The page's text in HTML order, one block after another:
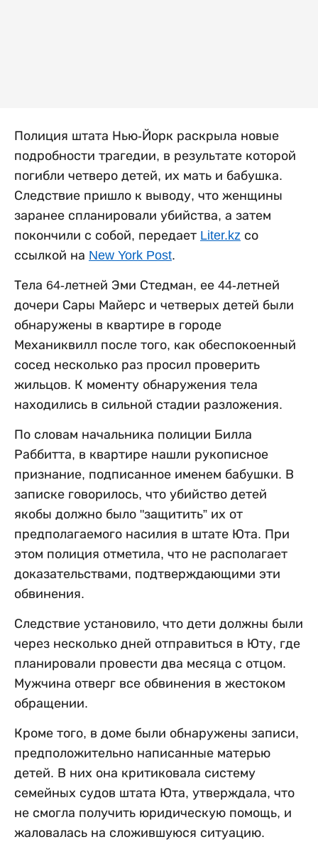
Полиция штата Нью-Йорк раскрыла новые
подробности трагедии, в результате которой
погибли четверо детей, их мать и бабушка.
Следствие пришло к выводу, что женщины
заранее спланировали убийства, а затем
покончили с собой, передает Liter.kz со
ссылкой на New York Post.
Тела 64-летней Эми Стедман, ее 44-летней
дочери Сары Майерс и четверых детей были
обнаружены в квартире в городе
Механиквилл после того, как обеспокоенный
сосед несколько раз просил проверить
жильцов. К моменту обнаружения тела
находились в сильной стадии разложения.
По словам начальника полиции Билла
Раббитта, в квартире нашли рукописное
признание, подписанное именем бабушки. В
записке говорилось, что убийство детей
якобы должно было "защитить” их от
предполагаемого насилия в штате Юта. При
этом полиция отметила, что не располагает
доказательствами, подтверждающими эти
обвинения.
Следствие установило, что дети должны были
через несколько дней отправиться в Юту, где
планировали провести два месяца с отцом.
Мужчина отверг все обвинения в жестоком
обращении.
Кроме того, в доме были обнаружены записи,
предположительно написанные матерью
детей. В них она критиковала систему
семейных судов штата Юта, утверждала, что
не смогла получить юридическую помощь, и
жаловалась на сложившуюся ситуацию.